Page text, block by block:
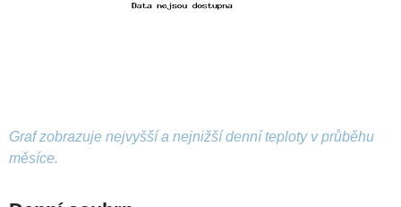
Graf zobrazuje nejvyšší a nejnižší denní teploty v průběhu
měsíce.